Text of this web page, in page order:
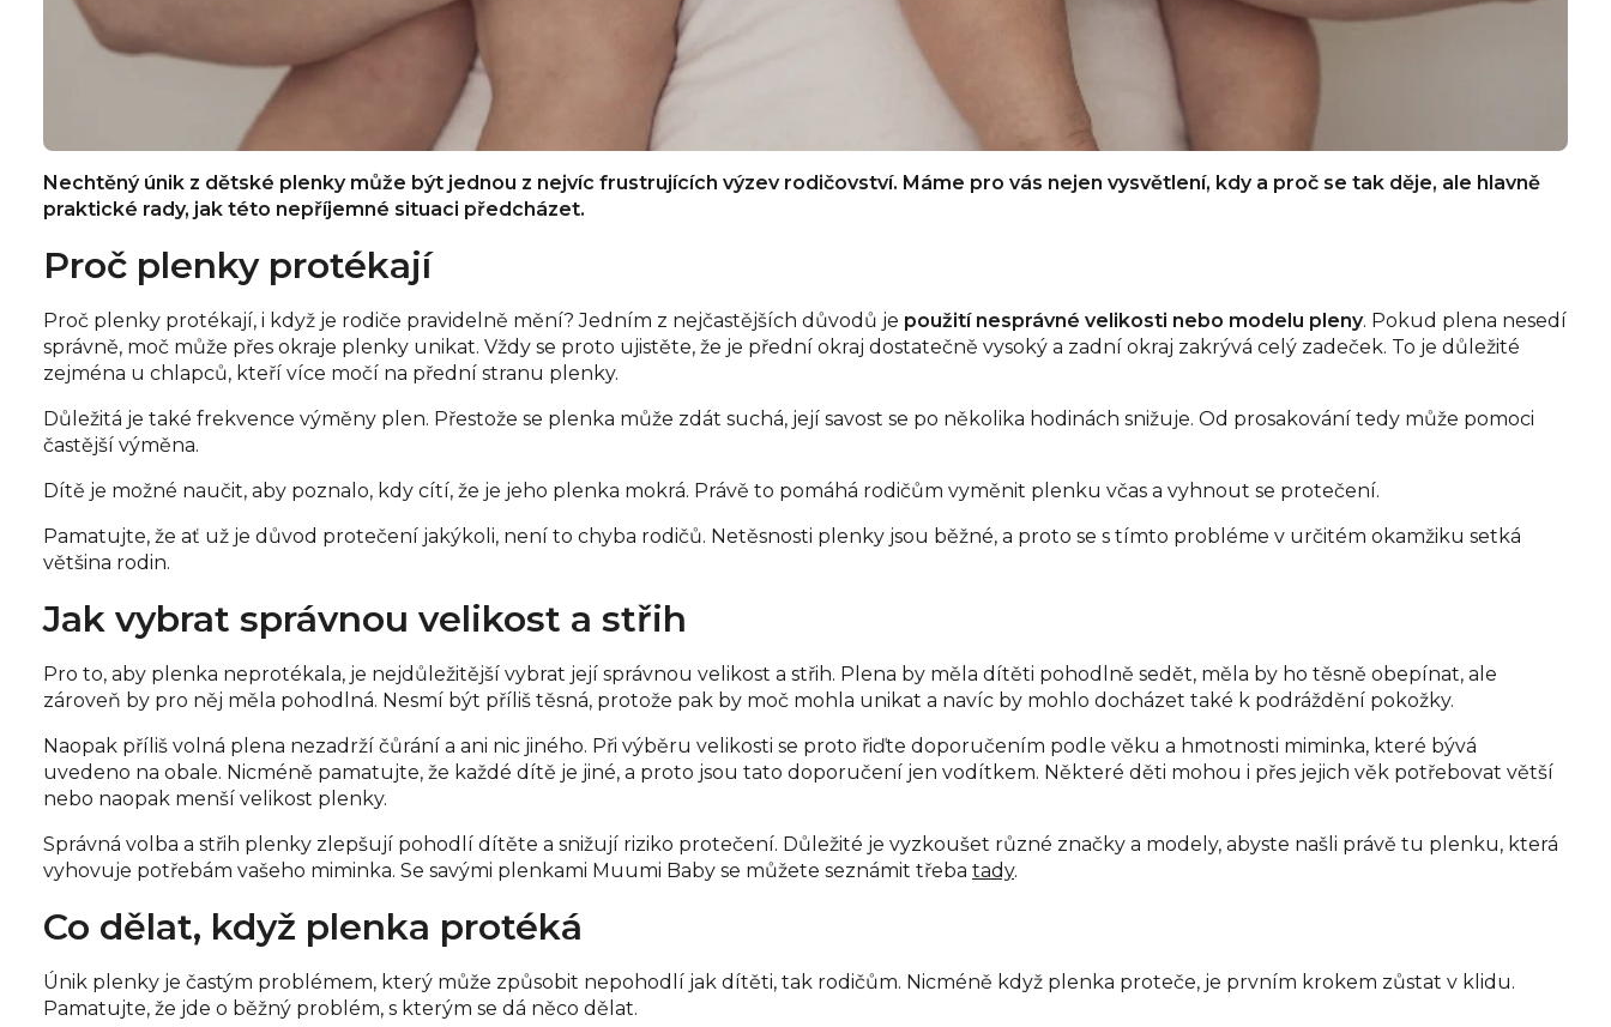
Nechtěný únik z dětské plenky může být jednou z nejvíc frustrujících výzev rodičovství. Máme pro vás nejen vysvětlení, kdy a proč se tak děje, ale hlavně
praktické rady, jak této nepříjemné situaci předcházet.
Proč plenky protékají
Proč plenky protékají, i když je rodiče pravidelně mění? Jedním z nejčastějších důvodů je použití nesprávné velikosti nebo modelu pleny. Pokud plena nesedí
správně, moč může přes okraje plenky unikat. Vždy se proto ujistěte, že je přední okraj dostatečně vysoký a zadní okraj zakrývá celý zadeček. To je důležité
zejména u chlapců, kteří více močí na přední stranu plenky.
Důležitá je také frekvence výměny plen. Přestože se plenka může zdát suchá, její savost se po několika hodinách snižuje. Od prosakování tedy může pomoci
častější výměna.
Dítě je možné naučit, aby poznalo, kdy cítí, že je jeho plenka mokrá. Právě to pomáhá rodičům vyměnit plenku včas a vyhnout se protečení.
Pamatujte, že ať už je důvod protečení jakýkoli, není to chyba rodičů. Netěsnosti plenky jsou běžné, a proto se s tímto probléme v určitém okamžiku setká
většina rodin.
Jak vybrat správnou velikost a střih
Pro to, aby plenka neprotékala, je nejdůležitější vybrat její správnou velikost a střih. Plena by měla dítěti pohodlně sedět, měla by ho těsně obepínat, ale
zároveň by pro něj měla pohodlná. Nesmí být příliš těsná, protože pak by moč mohla unikat a navíc by mohlo docházet také k podráždění pokožky.
Naopak příliš volná plena nezadrží čůrání a ani nic jiného. Při výběru velikosti se proto řiďte doporučením podle věku a hmotnosti miminka, které bývá
uvedeno na obale. Nicméně pamatujte, že každé dítě je jiné, a proto jsou tato doporučení jen vodítkem. Některé děti mohou i přes jejich věk potřebovat větší
nebo naopak menší velikost plenky.
Správná volba a střih plenky zlepšují pohodlí dítěte a snižují riziko protečení. Důležité je vyzkoušet různé značky a modely, abyste našli právě tu plenku, která
vyhovuje potřebám vašeho miminka. Se savými plenkami Muumi Baby se můžete seznámit třeba tady.
Co dělat, když plenka protéká
Únik plenky je častým problémem, který může způsobit nepohodlí jak dítěti, tak rodičům. Nicméně když plenka proteče, je prvním krokem zůstat v klidu.
Pamatujte, že jde o běžný problém, s kterým se dá něco dělat.